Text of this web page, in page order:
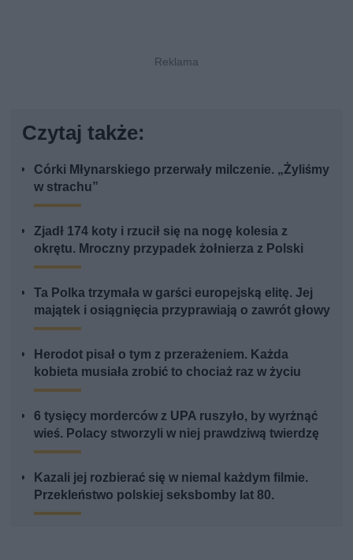
Czytaj także:
Córki Młynarskiego przerwały milczenie. „Żyliśmy
w strachu”
Zjadł 174 koty i rzucił się na nogę kolesia z
okrętu. Mroczny przypadek żołnierza z Polski
Ta Polka trzymała w garści europejską elitę. Jej
majątek i osiągnięcia przyprawiają o zawrót głowy
Herodot pisał o tym z przerażeniem. Każda
kobieta musiała zrobić to chociaż raz w życiu
6 tysięcy morderców z UPA ruszyło, by wyrżnąć
wieś. Polacy stworzyli w niej prawdziwą twierdzę
Kazali jej rozbierać się w niemal każdym filmie.
Przekleństwo polskiej seksbomby lat 80.